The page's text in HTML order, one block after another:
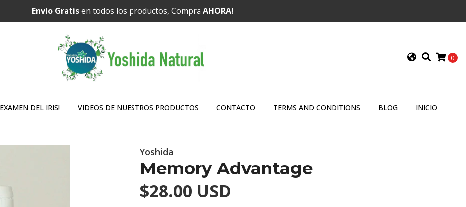
Envío Gratisen todos los productos, Compra AHORA!
0
EXAMEN DEL IRIS! VIDEOS DE NUESTROS PRODUCTOS CONTACTO TERMS AND CONDITIONS BLOG INICIO
Yoshida
Memory Advantage
$28.00 USD